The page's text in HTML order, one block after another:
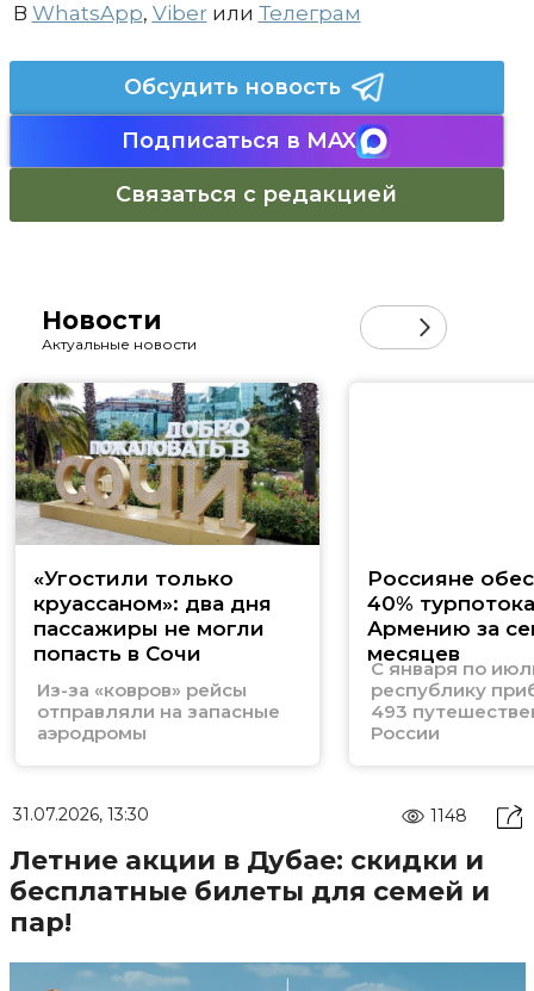
В WhatsApp, Viberили Телеграм
Обсудить новость
Подписаться в MAX
Связаться с редакцией
Новости
Актуальные новости
«Угостили только
круассаном»: два дня
пассажиры не могли
попасть в Сочи
Из-за «ковров» рейсы
отправляли на запасные
аэродромы
Россияне
40%
Армению за
месяцев
С января по
республику
493
России
31.07.2026, 13:30 1148
Летние акции в Дубае: скидки и
бесплатные билеты для семей и
пар!